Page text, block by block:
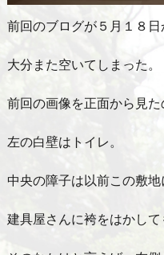
前回のブログが５月１８日
大分また空いてしまった。
前回の画像を正面から見た
左の白壁はトイレ。
中央の障子は以前この敷地
建具屋さんに袴をはかして